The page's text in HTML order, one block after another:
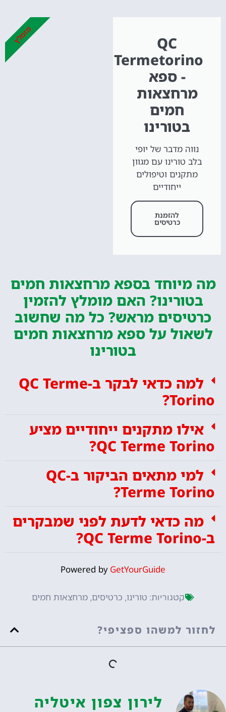
QC
Termetorino
- ספא
מרחצאות
חמים
בטורינו
נווה מדבר של יופי
בלב טורינו עם מגוון
מתקנים וטיפולים
ייחודיים
להזמנת
כרטיסים
מומלץ
מה מיוחד בספא מרחצאות חמים
בטורינו? האם מומלץ להזמין
כרטיסים מראש? כל מה שחשוב
לשאול על ספא מרחצאות חמים
בטורינו
למה כדאי לבקר ב-QC Terme
Torino?
אילו מתקנים ייחודיים מציע
QC Terme Torino?
למי מתאים הביקור ב-QC
Terme Torino?
מה כדאי לדעת לפני שמבקרים
ב-QC Terme Torino?
Powered by GetYourGuide
קטגוריות: טורינו, כרטיסים, מרחצאות חמים
לחזור למשהו ספציפי?
לירון צפון איטליה